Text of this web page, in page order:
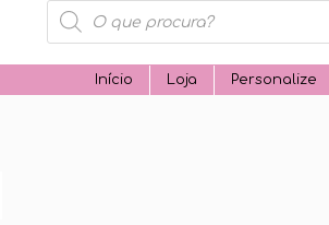
Products
search
Início Loja Personalize